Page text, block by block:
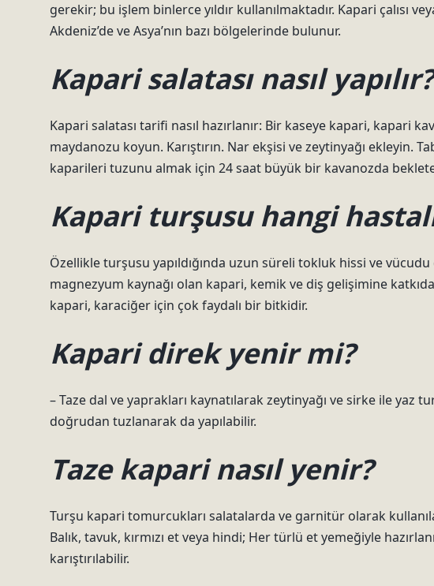
gerekir; bu işlem binlerce yıldır kullanılmaktadır. Kapari çalısı
Akdeniz’de ve Asya’nın bazı bölgelerinde bulunur.
Kapari salatası nasıl yapılır?
Kapari salatası tarifi nasıl hazırlanır: Bir kaseye kapari, kapari
maydanozu koyun. Karıştırın. Nar ekşisi ve zeytinyağı ekleyin.
kaparileri tuzunu almak için 24 saat büyük bir kavanozda
Kapari turşusu hangi
Özellikle turşusu yapıldığında uzun süreli tokluk hissi ve
magnezyum kaynağı olan kapari, kemik ve diş gelişimine
kapari, karaciğer için çok faydalı bir bitkidir.
Kapari direk yenir mi?
– Taze dal ve yaprakları kaynatılarak zeytinyağı ve sirke ile yaz
doğrudan tuzlanarak da yapılabilir.
Taze kapari nasıl yenir?
Turşu kapari tomurcukları salatalarda ve garnitür olarak
Balık, tavuk, kırmızı et veya hindi; Her türlü et yemeğiyle
karıştırılabilir.